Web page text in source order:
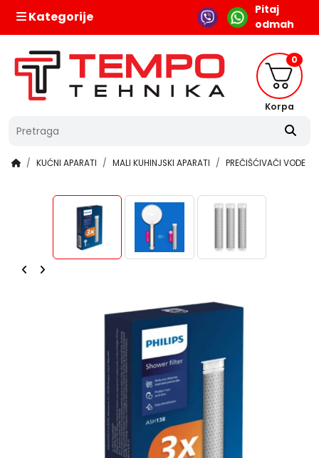
Kategorije
Pitaj
odmah
0
Korpa
KUĆNI APARATI MALI KUHINJSKI APARATI PREČIŠĆIVAČI VODE